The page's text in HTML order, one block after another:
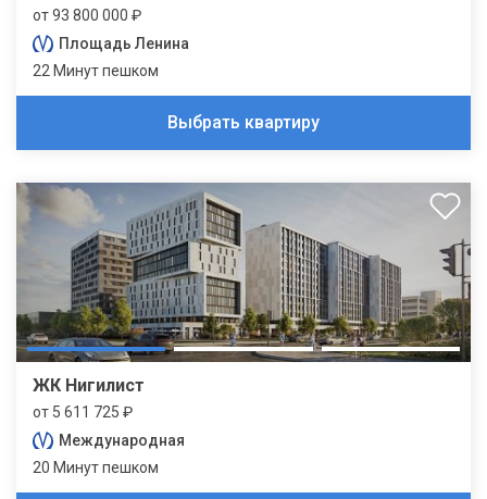
от 93 800 000 ₽
Площадь Ленина
22 Минут пешком
Выбрать квартиру
ЖК Нигилист
от 5 611 725 ₽
Международная
20 Минут пешком